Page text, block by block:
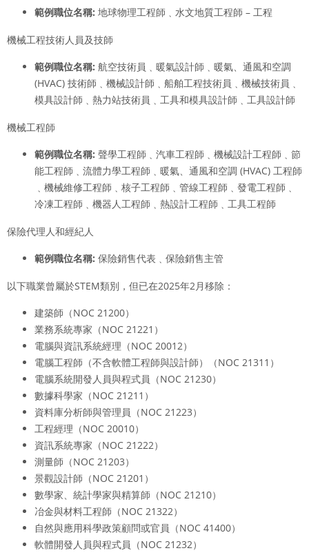
範例職位名稱: 地球物理工程師﹑水文地質工程師 – 工程
機械工程技術人員及技師
範例職位名稱: 航空技術員﹑暖氣設計師﹑暖氣、通風和空調
(HVAC) 技術師﹑機械設計師﹑船舶工程技術員﹑機械技術員﹑
模具設計師﹑熱力站技術員﹑工具和模具設計師﹑工具設計師
機械工程師
範例職位名稱: 聲學工程師﹑汽車工程師﹑機械設計工程師﹑節
能工程師﹑流體力學工程師﹑暖氣、通風和空調 (HVAC) 工程師
﹑機械維修工程師﹑核子工程師﹑管線工程師﹑發電工程師﹑
冷凍工程師﹑機器人工程師﹑熱設計工程師﹑工具工程師
保險代理人和經紀人
範例職位名稱: 保險銷售代表﹑保險銷售主管
以下職業曾屬於STEM類別，但已在2025年2月移除：
建築師（NOC 21200）
業務系統專家（NOC 21221）
電腦與資訊系統經理（NOC 20012）
電腦工程師（不含軟體工程師與設計師）（NOC 21311）
電腦系統開發人員與程式員（NOC 21230）
數據科學家（NOC 21211）
資料庫分析師與管理員（NOC 21223）
工程經理（NOC 20010）
資訊系統專家（NOC 21222）
測量師（NOC 21203）
景觀設計師（NOC 21201）
數學家、統計學家與精算師（NOC 21210）
冶金與材料工程師（NOC 21322）
自然與應用科學政策顧問或官員（NOC 41400）
軟體開發人員與程式員（NOC 21232）